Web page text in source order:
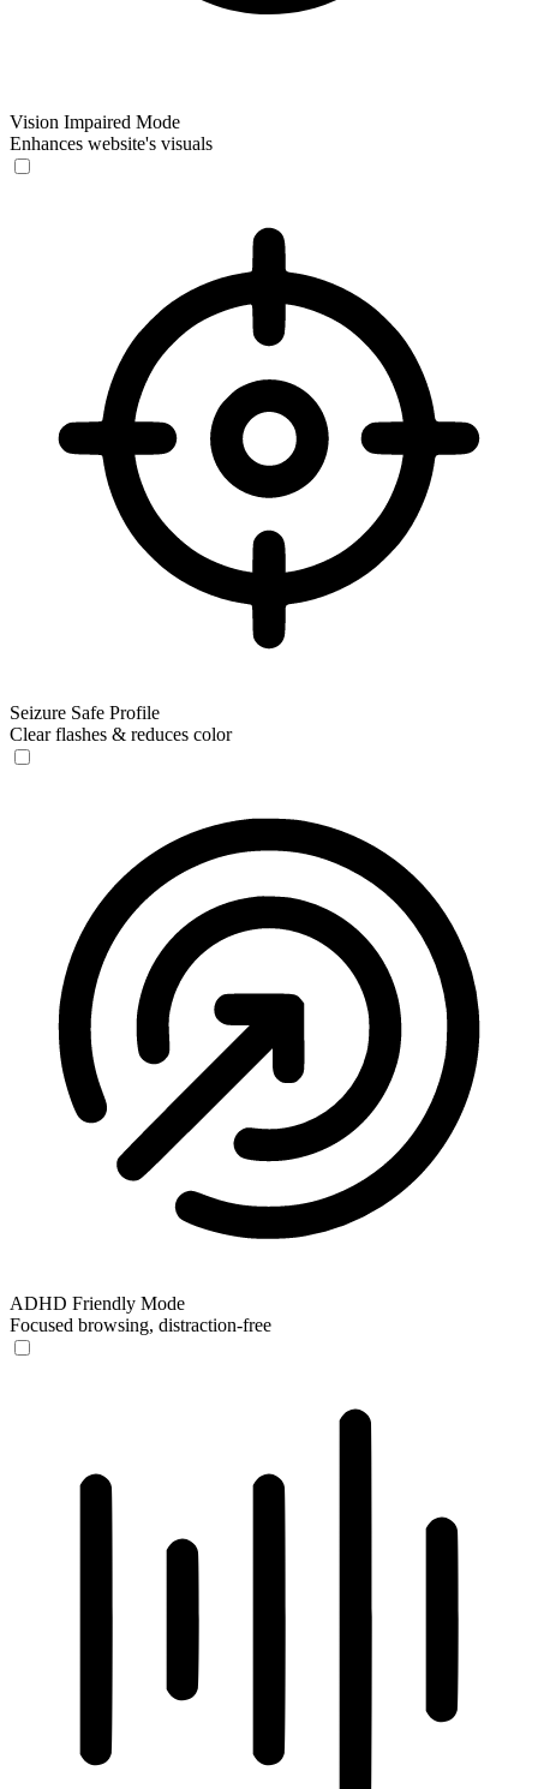
Vision Impaired Mode
Enhances website's visuals
Seizure Safe Profile
Clear flashes & reduces color
ADHD Friendly Mode
Focused browsing, distraction-free